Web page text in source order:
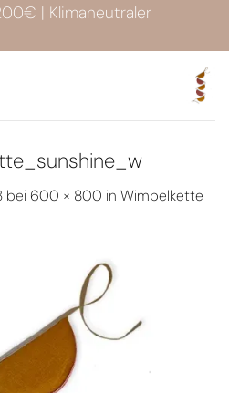
| Klimaneutraler
bei 600 × 800 in Wimpelkette